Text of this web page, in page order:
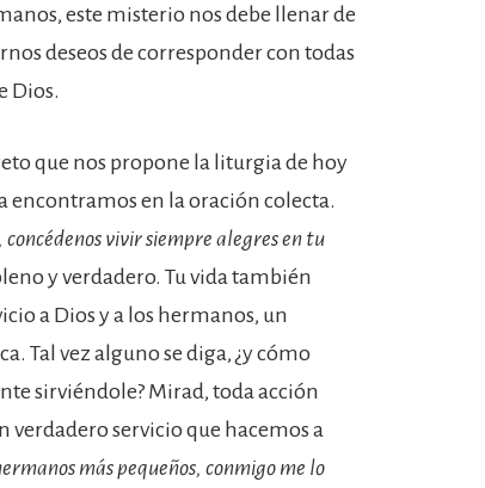
este misterio nos debe llenar de
deseos de corresponder con todas
Dios.
que nos propone la liturgia de hoy
encontramos en la oración colecta.
concédenos vivir siempre alegres en tu
y verdadero. Tu vida también
a Dios y a los hermanos, un
Tal vez alguno se diga, ¿y cómo
sirviéndole? Mirad, toda acción
verdadero servicio que hacemos a
más pequeños, conmigo me lo